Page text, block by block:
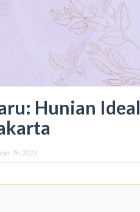
Hunian Ideal
26, 2023